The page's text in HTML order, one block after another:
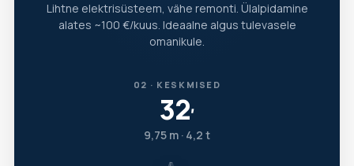
Lihtne elektrisüsteem, vähe remonti. Ülalpidamine
alates ~100 €/kuus. Ideaalne algus tulevasele
omanikule.
02 · KESKMISED
32′
9,75 m · 4,2 t